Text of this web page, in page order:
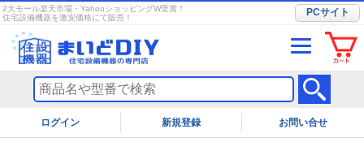
2大モール楽天市場・YahooショッピングW受賞！
住宅設備機器を激安価格にて販売！
PCサイト
ログイン お問い合せ